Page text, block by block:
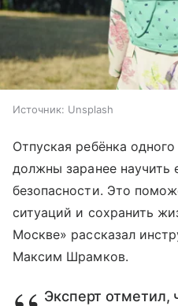
Источник: Unsplash
Отпуская ребёнка
должны заранее научить
безопасности. Это
ситуаций и сохранить
Москве» рассказал
Максим Шрамков.
Эксперт